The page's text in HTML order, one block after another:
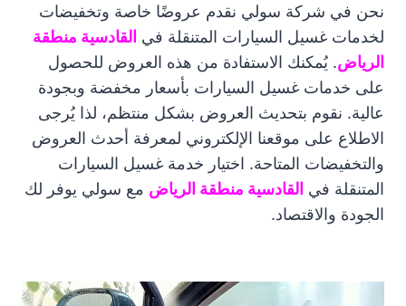
نحن في شركة سولي نقدم عروضًا خاصة وتخفيضات
لخدمات غسيل السيارات المتنقلة في القادسية منطقة
الرياض. يُمكنك الاستفادة من هذه العروض للحصول
على خدمات غسيل السيارات بأسعار مخفضة وبجودة
عالية. نقوم بتحديث العروض بشكل منتظم، لذا يُرجى
الاطلاع على موقعنا الإلكتروني لمعرفة أحدث العروض
والتخفيضات المتاحة. اختيار خدمة غسيل السيارات
المتنقلة في القادسية منطقة الرياض مع سولي يوفر لك
الجودة والاقتصاد.